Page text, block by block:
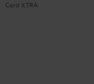
Card XTRA